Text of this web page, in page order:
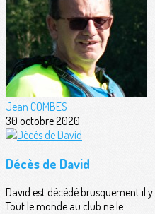
Jean COMBES
30 octobre 2020
Décès de David
David est décédé brusquement il
Tout le monde au club ne le...